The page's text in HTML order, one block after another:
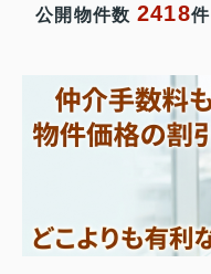
公開物件数 2418件